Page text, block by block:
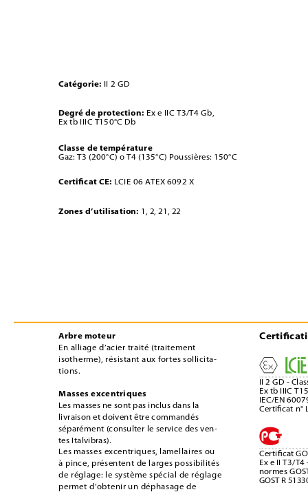
Catégorie: II 2 GD
Degré de protection: Ex e IIC T3/T4 Gb,
Ex tb IIIC T150°C Db
Classe de température
Gaz: T3 (200°C) o T4 (135°C) Poussières: 150°C
Certiﬁcat CE: LCIE 06 ATEX 6092 X
Zones d’utilisation: 1, 2, 21, 22
Arbre moteur
En alliage d’acier traité (traitement
isotherme), résistant aux fortes sollicita-
tions.
Masses excentriques
Les masses ne sont pas inclus dans la
livraison et doivent être commandés
séparément (consulter le service des ven-
tes Italvibras).
Les masses excentriques, lamellaires ou
à pince, présentent de larges possibilités
de réglage: le système spécial de réglage
permet d’obtenir un déphasage de
II 2 GD -
Ex tb IIIC
IEC/EN
Certiﬁcat n°
Certiﬁcat
Ex e II T3/
normes
GOST R